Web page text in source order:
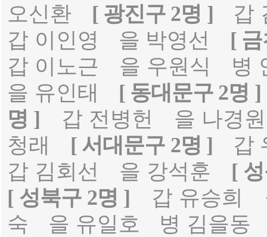
오신환
[ 광진구 2명 ]
갑
갑 이인영
을 박영선
[
갑 이노근
을 우원식
병
을 유인태
[ 동대문구 2명 ]
명 ]
갑 전병헌
을 나경원
청래
[ 서대문구 2명 ]
갑
갑 김회선
을 강석훈
[
[ 성북구 2명 ]
갑 유승희
숙
을 유일호
병 김을동